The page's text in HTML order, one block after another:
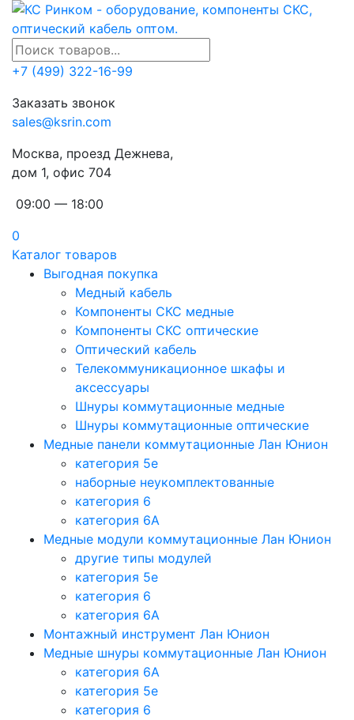
+7 (499) 322-16-99
Заказать звонок
sales@ksrin.com
Москва, проезд Дежнева,
дом 1, офис 704
09:00 — 18:00
0
Каталог товаров
Выгодная покупка
Медный кабель
Компоненты СКС медные
Компоненты СКС оптические
Оптический кабель
Телекоммуникационное шкафы и
аксессуары
Шнуры коммутационные медные
Шнуры коммутационные оптические
Медные панели коммутационные Лан Юнион
категория 5e
наборные неукомплектованные
категория 6
категория 6A
Медные модули коммутационные Лан Юнион
другие типы модулей
категория 5е
категория 6
категория 6A
Монтажный инструмент Лан Юнион
Медные шнуры коммутационные Лан Юнион
категория 6A
категория 5e
категория 6